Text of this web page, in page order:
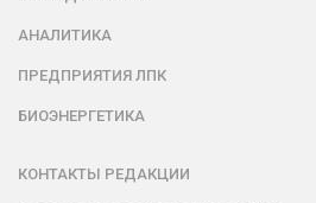
АНАЛИТИКА
ПРЕДПРИЯТИЯ ЛПК
БИОЭНЕРГЕТИКА
КОНТАКТЫ РЕДАКЦИИ